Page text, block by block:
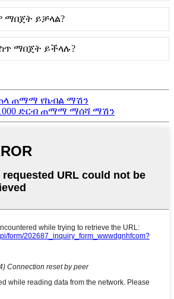
ማበጀት ይቻላል?
ማበጀት ይችላሉ?
ጠማማ የኬብል ማሽን
1000 ድርብ ጠማማ ማሰሻ ማሽን